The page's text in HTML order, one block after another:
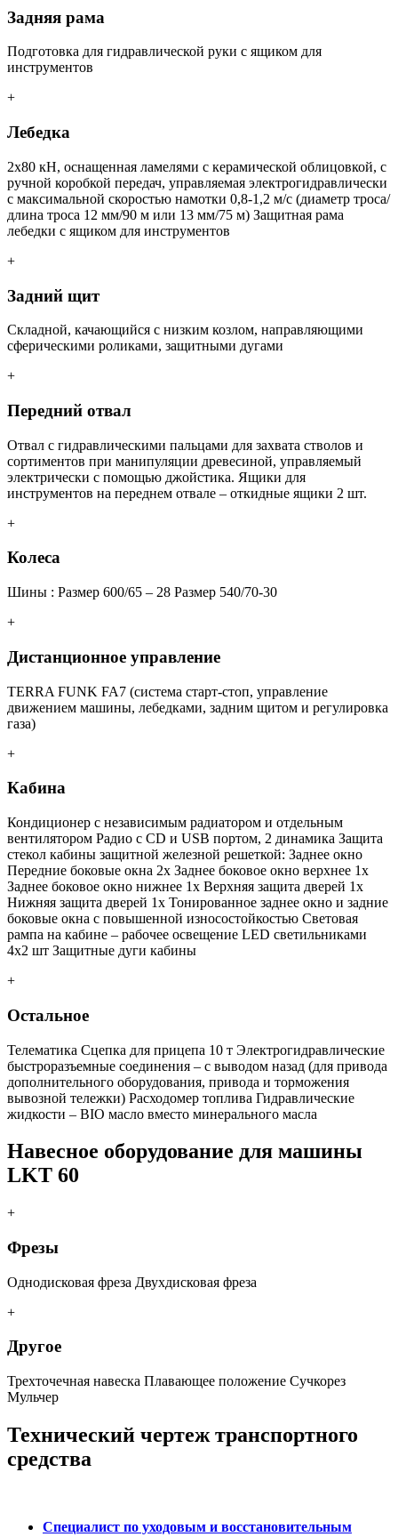
Задняя рама
Подготовка для гидравлической руки с ящиком для
инструментов
+
Лебедка
2х80 кН, оснащенная ламелями с керамической облицовкой, с
ручной коробкой передач, управляемая электрогидравлически
с максимальной скоростью намотки 0,8-1,2 м/с (диаметр троса/
длина троса 12 мм/90 м или 13 мм/75 м) Защитная рама
лебедки с ящиком для инструментов
+
Задний щит
Складной, качающийся с низким козлом, направляющими
сферическими роликами, защитными дугами
+
Передний отвал
Отвал с гидравлическими пальцами для захвата стволов и
сортиментов при манипуляции древесиной, управляемый
электрически с помощью джойстика. Ящики для
инструментов на переднем отвале – откидные ящики 2 шт.
+
Колеса
Шины : Размер 600/65 – 28 Размер 540/70-30
+
Дистанционное управление
TERRA FUNK FA7 (система старт-стоп, управление
движением машины, лебедками, задним щитом и регулировка
газа)
+
Кабина
Кондиционер с независимым радиатором и отдельным
вентилятором Радио с CD и USB портом, 2 динамика Защита
стекол кабины защитной железной решеткой: Заднее окно
Передние боковые окна 2x Заднее боковое окно верхнее 1x
Заднее боковое окно нижнее 1x Верхняя защита дверей 1x
Нижняя защита дверей 1x Тонированное заднее окно и задние
боковые окна с повышенной износостойкостью Световая
рампа на кабине – рабочее освещение LED светильниками
4x2 шт Защитные дуги кабины
+
Остальное
Телематика Сцепка для прицепа 10 т Электрогидравлические
быстроразъемные соединения – с выводом назад (для привода
дополнительного оборудования, привода и торможения
вывозной тележки) Расходомер топлива Гидравлические
жидкости – BIO масло вместо минерального масла
Навесное оборудование для машины
LKT 60
+
Фрезы
Однодисковая фреза Двухдисковая фреза
+
Другое
Трехточечная навеска Плавающее положение Сучкорез
Мульчер
Технический чертеж транспортного
средства
Специалист по уходовым и восстановительным